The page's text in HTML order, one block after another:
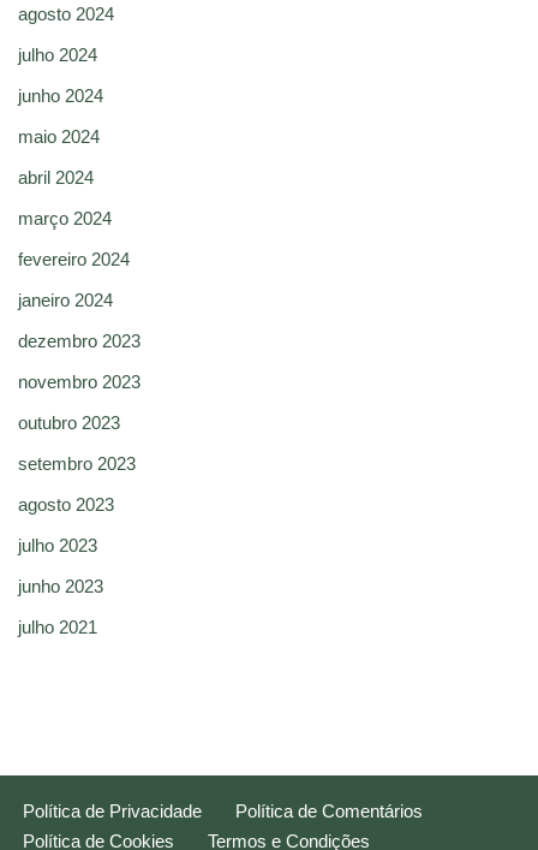
agosto 2024
julho 2024
junho 2024
maio 2024
abril 2024
março 2024
fevereiro 2024
janeiro 2024
dezembro 2023
novembro 2023
outubro 2023
setembro 2023
agosto 2023
julho 2023
junho 2023
julho 2021
Política de Privacidade
Política de Comentários
Política de Cookies
Termos e Condições